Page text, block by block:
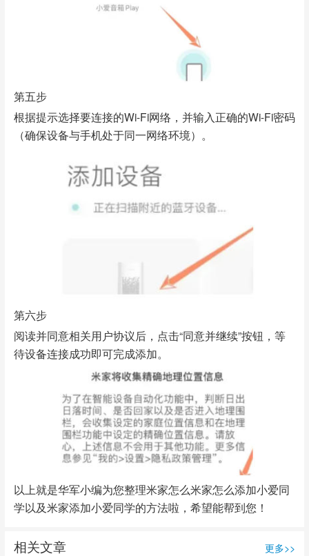
第五步
根据提示选择要连接的Wi-Fi网络，并输入正确的Wi-Fi密码
（确保设备与手机处于同一网络环境）。
第六步
阅读并同意相关用户协议后，点击“同意并继续”按钮，等
待设备连接成功即可完成添加。
以上就是华军小编为您整理米家怎么米家怎么添加小爱同
学以及米家添加小爱同学的方法啦，希望能帮到您！
相关文章
更多>>